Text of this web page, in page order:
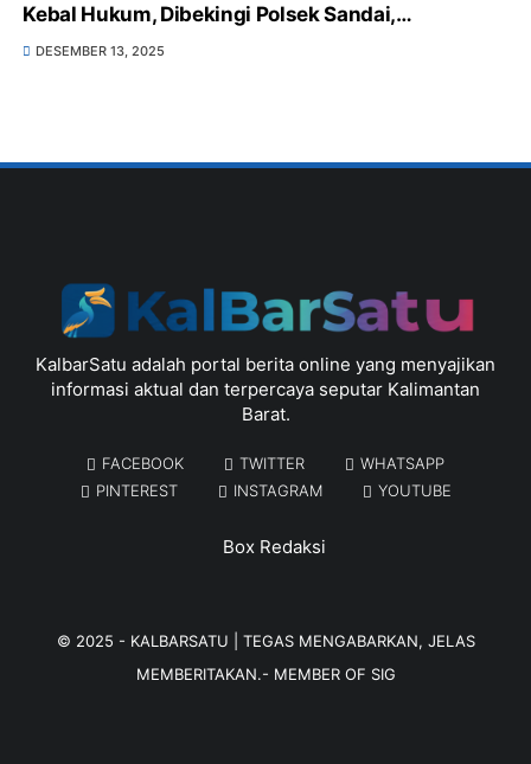
Kebal Hukum, Dibekingi Polsek Sandai,
Pemerintah Desa & Kecamatan Sandai Tutup
DESEMBER 13, 2025
KalbarSatu adalah portal berita online yang menyajikan
informasi aktual dan terpercaya seputar Kalimantan
Barat.
FACEBOOK TWITTER
WHATSAPP
PINTEREST
INSTAGRAM YOUTUBE
Box Redaksi
© 2025 - KALBARSATU | TEGAS MENGABARKAN, JELAS
MEMBERITAKAN.- MEMBER OF SIG